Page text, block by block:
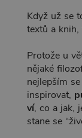
Když už se
textů a knih,
Protože u
nějaké
nejlepším
inspirovat,
ví, co a jak,
stane se